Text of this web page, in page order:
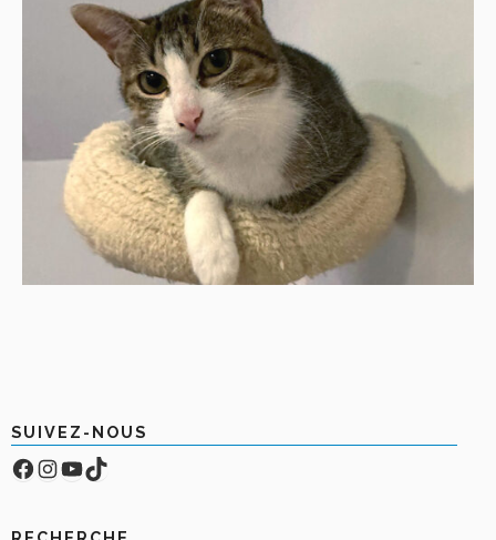
SUIVEZ-NOUS
Facebook
Compte Instagram
YouTube
TikTok